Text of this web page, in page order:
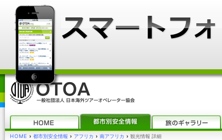
HOME › 都市別安全情報 › アフリカ › 南アフリカ › 観光情報 詳細